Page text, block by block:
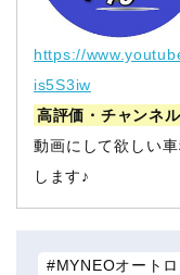
https://
is5S3iw
高評価・チャンネ
動画にして欲しい
します♪
MYNEOオート